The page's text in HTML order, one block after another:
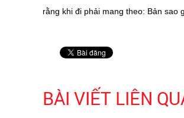
rằng khi đi phải mang theo: Bản sao
BÀI VIẾT LIÊN